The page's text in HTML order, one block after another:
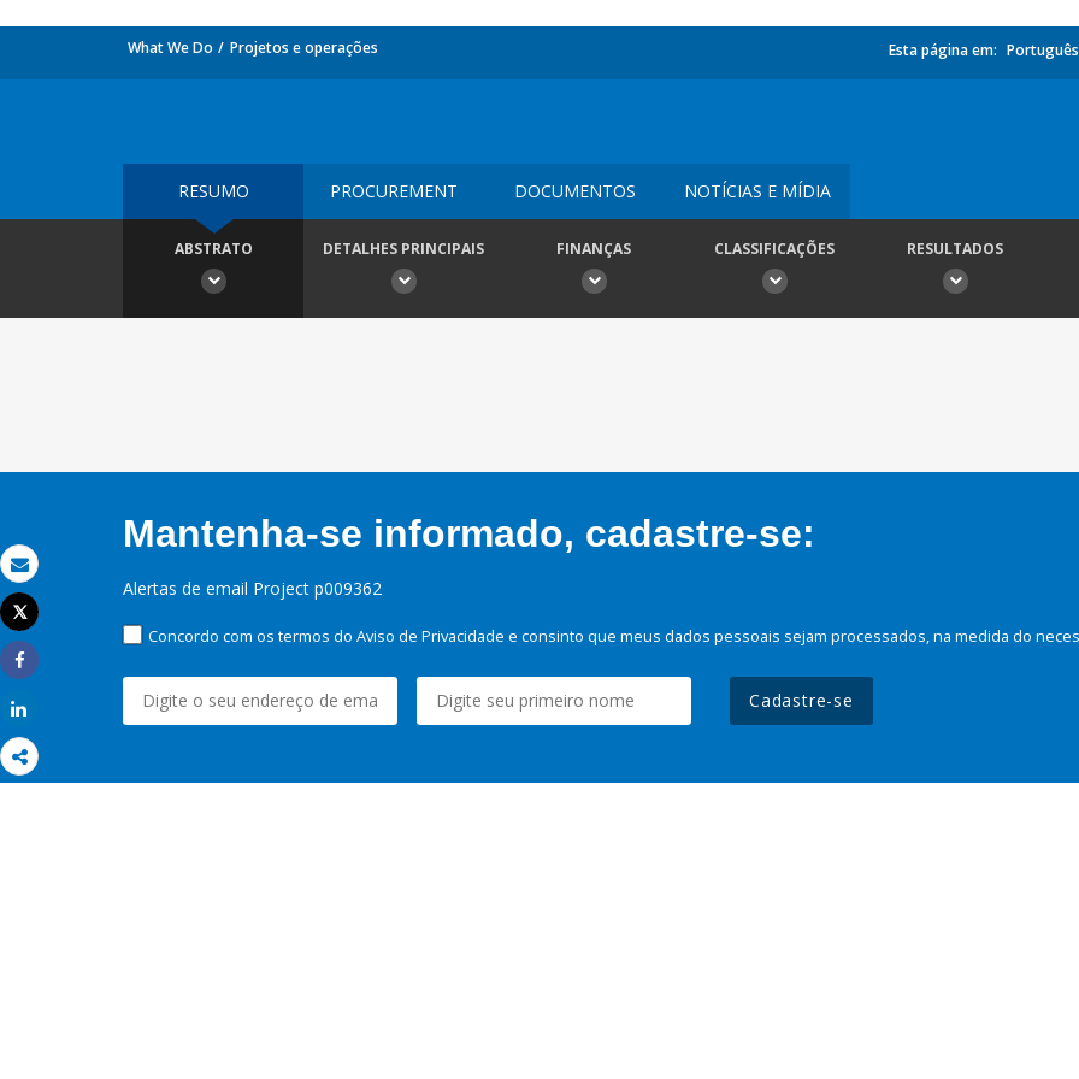
Email
Imprimir
Tweet
Share
What We Do Projetos e operações Esta página em: Português
RESUMO PROCUREMENT DOCUMENTOS NOTÍCIAS E MÍDIA
ABSTRATO DETALHES PRINCIPAIS FINANÇAS CLASSIFICAÇÕES RESULTADOS
Mantenha-se informado, cadastre-se:
Alertas de email Project p009362
Concordo com os termos do Aviso de Privacidade e consinto que meus dados pessoais sejam processados, na medida do
Cadastre-se